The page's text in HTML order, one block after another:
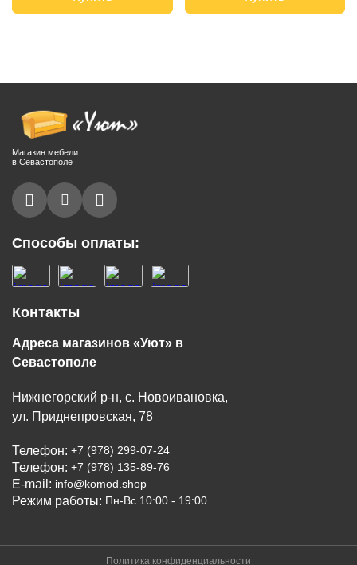
Магазин мебели
в Севастополе
Способы оплаты:
Контакты
Адреса магазинов «Уют» в
Севастополе
Нижнегорский р-н, с. Новоивановка,
ул. Приднепровская, 78
Телефон: +7 (978) 299-07-24
Телефон: +7 (978) 135-89-76
E-mail: info@komod.shop
Режим работы: Пн-Вс 10:00 - 19:00
Политика конфиденциальности